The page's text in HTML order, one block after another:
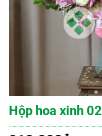
Hộp hoa xinh 02